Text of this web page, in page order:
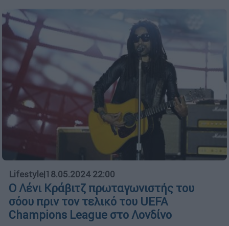
Lifestyle|18.05.2024 22:00
Ο Λένι Κράβιτζ πρωταγωνιστής του
σόου πριν τον τελικό του UEFA
Champions League στο Λονδίνο